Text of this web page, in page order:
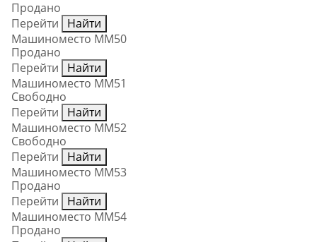
Продано
Перейти
Найти
Машиноместо ММ50
Продано
Перейти
Найти
Машиноместо ММ51
Свободно
Перейти
Найти
Машиноместо ММ52
Свободно
Перейти
Найти
Машиноместо ММ53
Продано
Перейти
Найти
Машиноместо ММ54
Продано